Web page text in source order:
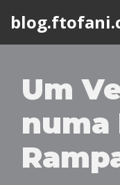
content
Um
numa